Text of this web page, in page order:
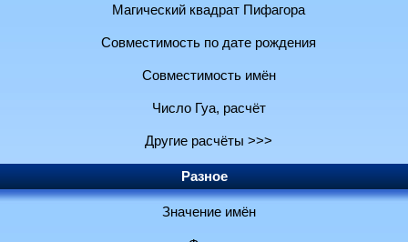
Магический квадрат Пифагора
Совместимость по дате рождения
Совместимость имён
Число Гуа, расчёт
Другие расчёты >>>
Разное
Значение имён